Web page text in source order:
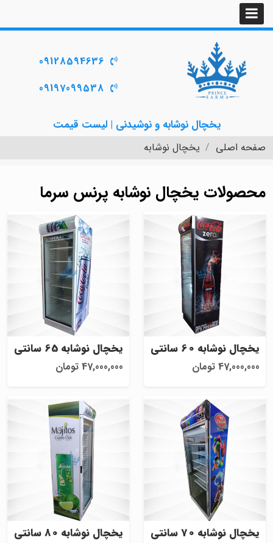
یخچال نوشابه و نوشیدنی | لیست قیمت
09128594636
09197099538
صفحه اصلی یخچال نوشابه
محصولات یخچال نوشابه پرنس سرما
یخچال نوشابه 60 سانتی
47,000,000 تومان
یخچال نوشابه 65 سانتی
47,000,000 تومان
یخچال نوشابه 70 سانتی یخچال نوشابه 80 سانتی